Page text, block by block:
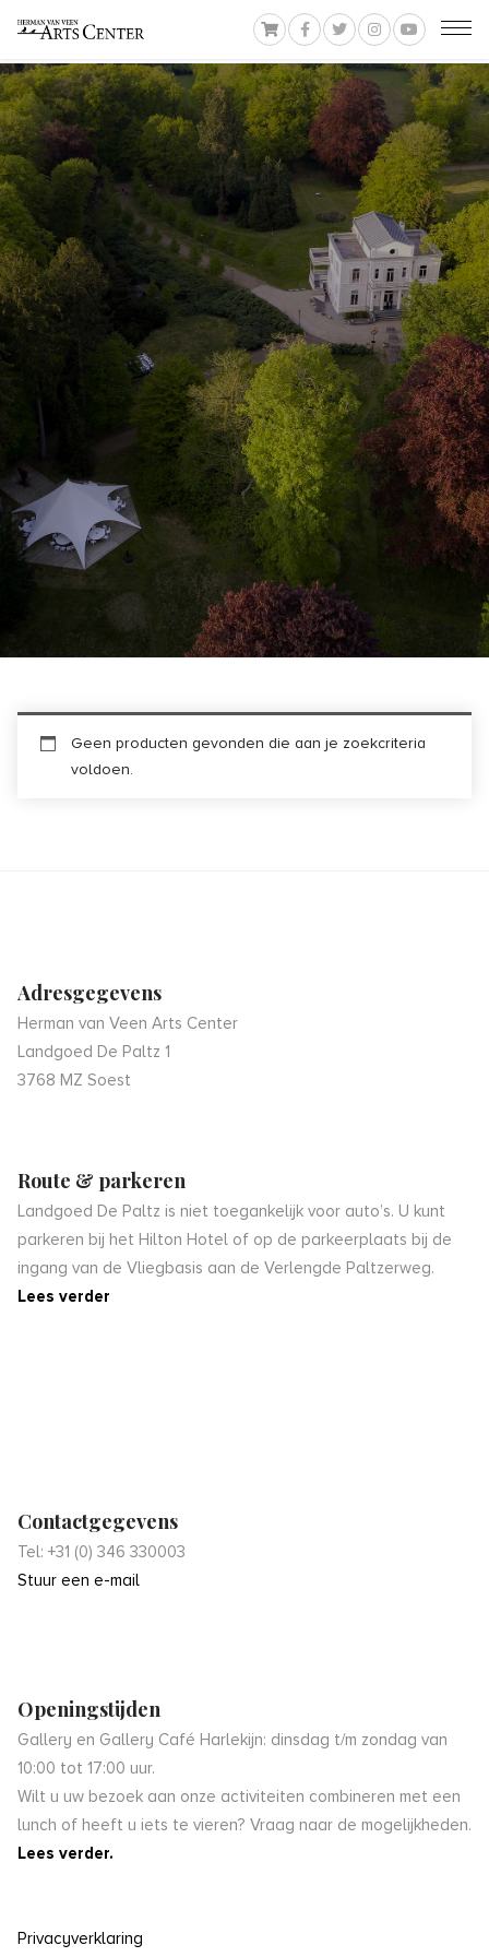
Geen producten gevonden die aan je zoekcriteria
voldoen.
Adresgegevens
Herman van Veen Arts Center
Landgoed De Paltz 1
3768 MZ Soest
Route & parkeren
Landgoed De Paltz is niet toegankelijk voor auto’s. U kunt
parkeren bij het Hilton Hotel of op de parkeerplaats bij de
ingang van de Vliegbasis aan de Verlengde Paltzerweg.
Lees verder
Contactgegevens
Tel: +31 (0) 346 330003
Stuur een e-mail
Openingstijden
Gallery en Gallery Café Harlekijn: dinsdag t/m zondag van
10:00 tot 17:00 uur.
Wilt u uw bezoek aan onze activiteiten combineren met een
lunch of heeft u iets te vieren? Vraag naar de mogelijkheden.
Lees verder.
Privacyverklaring